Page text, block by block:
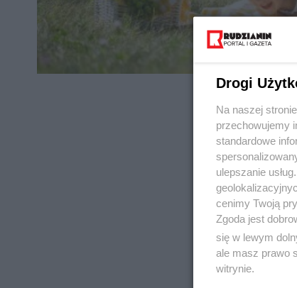
REKLAMA
Drogi
Na naszej
przechowujemy
standardowe
ulepszanie
cenimy Twoją
Zgoda jest
się w lewym
ale masz prawo
witrynie.